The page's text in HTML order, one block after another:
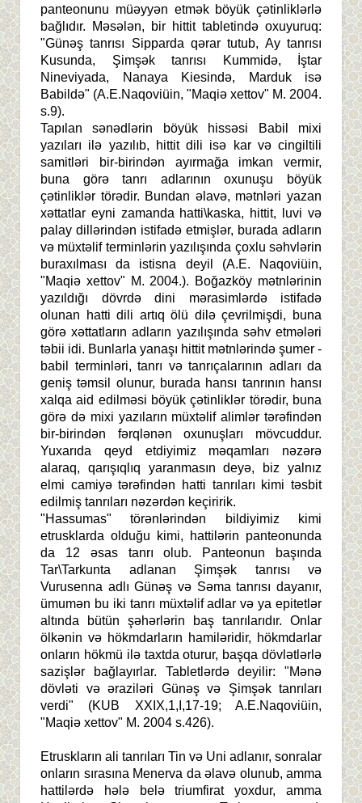
panteonunu müəyyən etmək böyük çətinliklərlə
bağlıdır. Məsələn, bir hittit tabletində oxuyuruq:
"Günəş tanrısı Sipparda qərar tutub, Ay tanrısı
Kusunda, Şimşək tanrısı Kummidə, İştar
Nineviyada, Nanaya Kiesində, Marduk isə
Babildə" (A.E.Naqoviüin, "Maqiə xettov" M. 2004.
s.9).
Tapılan sənədlərin böyük hissəsi Babil mixi
yazıları ilə yazılıb, hittit dili isə kar və cingiltili
samitləri bir-birindən ayırmağa imkan vermir,
buna görə tanrı adlarının oxunuşu böyük
çətinliklər törədir. Bundan əlavə, mətnləri yazan
xəttatlar eyni zamanda hatti\kaska, hittit, luvi və
palay dillərindən istifadə etmişlər, burada adların
və müxtəlif terminlərin yazılışında çoxlu səhvlərin
buraxılması da istisna deyil (A.E. Naqoviüin,
"Maqiə xettov" M. 2004.). Boğazköy mətnlərinin
yazıldığı dövrdə dini mərasimlərdə istifadə
olunan hatti dili artıq ölü dilə çevrilmişdi, buna
görə xəttatların adların yazılışında səhv etmələri
təbii idi. Bunlarla yanaşı hittit mətnlərində şumer -
babil terminləri, tanrı və tanrıçalarının adları da
geniş təmsil olunur, burada hansı tanrının hansı
xalqa aid edilməsi böyük çətinliklər törədir, buna
görə də mixi yazıların müxtəlif alimlər tərəfindən
bir-birindən fərqlənən oxunuşları mövcuddur.
Yuxarıda qeyd etdiyimiz məqamları nəzərə
alaraq, qarışıqlıq yaranmasın deyə, biz yalnız
elmi camiyə tərəfindən hatti tanrıları kimi təsbit
edilmiş tanrıları nəzərdən keçiririk.
"Hassumas" törənlərindən bildiyimiz kimi
etrusklarda olduğu kimi, hattilərin panteonunda
da 12 əsas tanrı olub. Panteonun başında
Tar\Tarkunta adlanan Şimşək tanrısı və
Vurusenna adlı Günəş və Səma tanrısı dayanır,
ümumən bu iki tanrı müxtəlif adlar və ya epitetlər
altında bütün şəhərlərin baş tanrılarıdır. Onlar
ölkənin və hökmdarların hamiləridir, hökmdarlar
onların hökmü ilə taxtda oturur, başqa dövlətlərlə
sazişlər bağlayırlar. Tabletlərdə deyilir: "Mənə
dövləti və əraziləri Günəş və Şimşək tanrıları
verdi" (KUB XXIX,1,I,17-19; A.E.Naqoviüin,
"Maqiə xettov" M. 2004 s.426).
Etruskların ali tanrıları Tin və Uni adlanır, sonralar
onların sırasına Menerva da əlavə olunub, amma
hattilərdə hələ belə triumfirat yoxdur, amma